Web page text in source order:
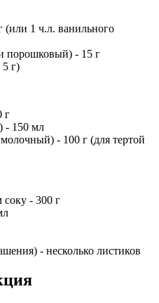
(или 1 ч.л. ванильного
порошковый) - 15 г
г)
г
- 150 мл
- 100 г (для тертой
- 300 г
- несколько листиков